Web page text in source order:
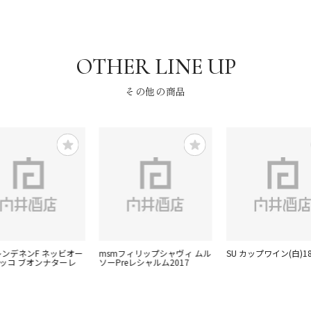
その他の商品
デネンF ネッビオー
コ ブオンナターレ
msmフィリップシャヴィ ムル
ソーPreレシャルム2017
SU カップワイン(白